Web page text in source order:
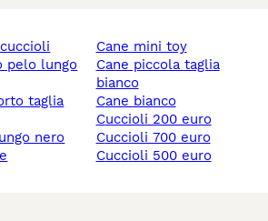
pelo lungo
nero
cane mini toy
cane piccola taglia
bianco
cane bianco
cuccioli 200 euro
cuccioli 700 euro
cuccioli 500 euro